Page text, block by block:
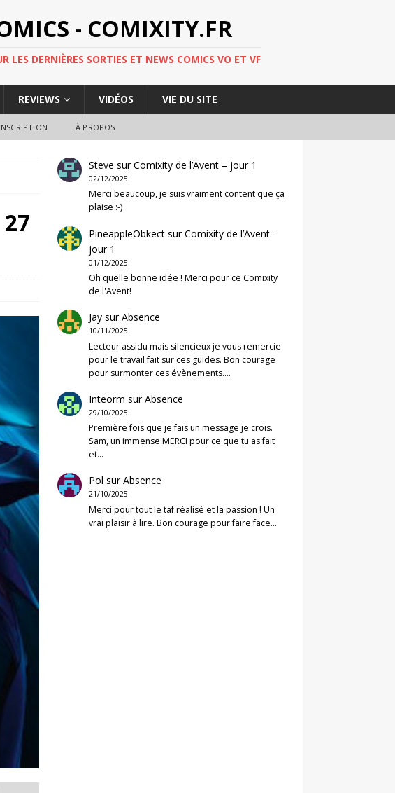
- COMIXITY.FR
LES DERNIÈRES SORTIES ET NEWS COMICS VO ET VF
REVIEWS VIDÉOS VIE DU SITE
INSCRIPTION À PROPOS
Steve surComixity de l’Avent – jour 1
02/12/2025
Merci beaucoup, je suis vraiment content que ça
plaise :-)
PineappleObkect surComixity de l’Avent –
jour 1
01/12/2025
Oh quelle bonne idée ! Merci pour ce Comixity
de l'Avent!
Jay surAbsence
10/11/2025
Lecteur assidu mais silencieux je vous remercie
pour le travail fait sur ces guides. Bon courage
pour surmonter ces évènements.…
Inteorm surAbsence
29/10/2025
Première fois que je fais un message je crois.
Sam, un immense MERCI pour ce que tu as fait
et…
Pol surAbsence
21/10/2025
Merci pour tout le taf réalisé et la passion ! Un
vrai plaisir à lire. Bon courage pour faire face…